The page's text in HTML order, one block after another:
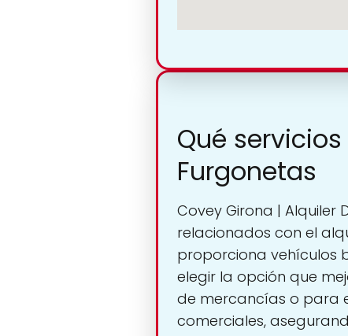
Qué
Furgonetas
Covey Girona | Alquiler
relacionados con el
proporciona vehículos
elegir la opción que
de mercancías o para
comerciales,